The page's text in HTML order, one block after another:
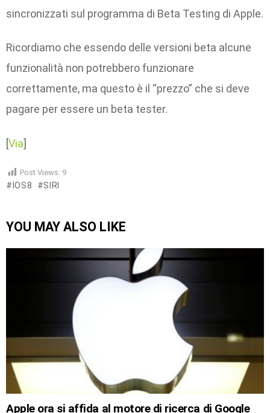
sincronizzati sul programma di Beta Testing di Apple.
Ricordiamo che essendo delle versioni beta alcune
funzionalità non potrebbero funzionare
correttamente, ma questo è il “prezzo” che si deve
pagare per essere un beta tester.
[Via]
Post Views: 9
IOS8 SIRI
YOU MAY ALSO LIKE
Apple ora si affida al motore di ricerca di Google